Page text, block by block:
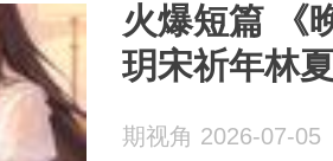
火爆短篇 《
玥宋祈年林
期视角 2026-07-05